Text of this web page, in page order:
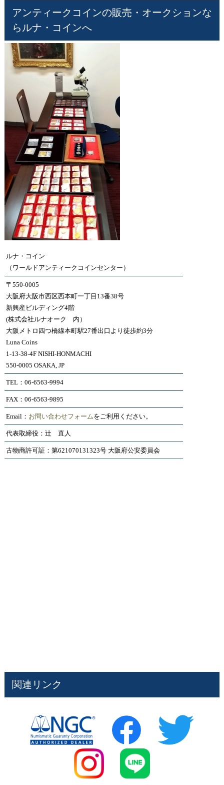
アンティークコインの販売・オークションな
らルナ・コインへ
ルナ・コイン
（ワールドアンティークコインセンター）
〒550-0005
大阪府大阪市西区西本町一丁目13番38号
新興産ビルディング4階
(株式会社ルナオーク 内）
大阪メトロ四つ橋線本町駅27番出口より徒歩約3分
Luna Coins
1-13-38-4F NISHI-HONMACHI
550-0005 OSAKA, JP
TEL：06-6563-9994
FAX：06-6563-9895
Email： お問い合わせフォームをご利用ください。
代表取締役：辻 直人
古物商許可証：第621070131323号 大阪府公安委員会
関連リンク